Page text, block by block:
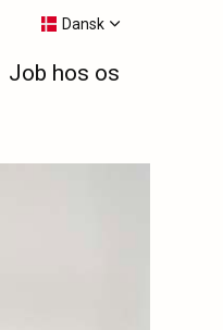
Job hos os
Dansk